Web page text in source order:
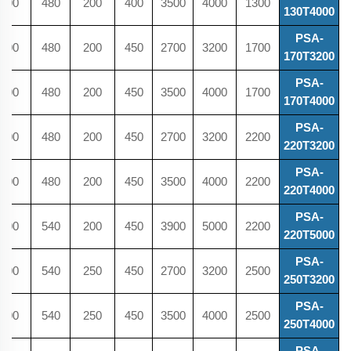
130T4000
1300
4000
3500
400
200
480
600
PSA-
170T3200
1700
3200
2700
450
200
480
600
PSA-
170T4000
1700
4000
3500
450
200
480
600
PSA-
220T3200
2200
3200
2700
450
200
480
600
PSA-
220T4000
2200
4000
3500
450
200
480
600
PSA-
220T5000
2200
5000
3900
450
200
540
600
PSA-
250T3200
2500
3200
2700
450
250
540
600
PSA-
250T4000
2500
4000
3500
450
250
540
600